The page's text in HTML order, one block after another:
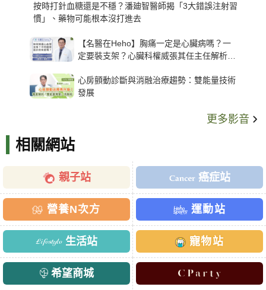
按時打針血糖還是不穩？潘廸智醫師揭「3大錯誤注射習
慣」、藥物可能根本沒打進去
【名醫在Heho】胸痛一定是心臟病嗎？一
定要裝支架？心臟科權威張其任主任解析支
心房顫動診斷與消融治療趨勢：雙能量技術
發展
更多影音
相關網站
親子站 癌症站
營養N次方 運動站
生活站 寵物站
希望商城